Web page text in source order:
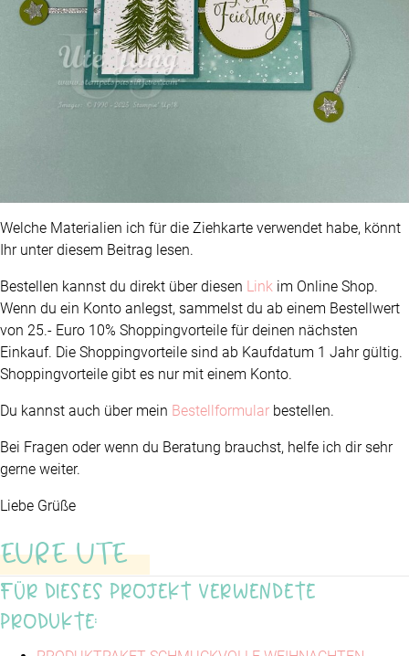
Welche Materialien ich für die Ziehkarte verwendet habe, könnt
Ihr unter diesem Beitrag lesen.
Bestellen kannst du direkt über diesen Link im Online Shop.
Wenn du ein Konto anlegst, sammelst du ab einem Bestellwert
von 25.- Euro 10% Shoppingvorteile für deinen nächsten
Einkauf. Die Shoppingvorteile sind ab Kaufdatum 1 Jahr gültig.
Shoppingvorteile gibt es nur mit einem Konto.
Du kannst auch über mein Bestellformular bestellen.
Bei Fragen oder wenn du Beratung brauchst, helfe ich dir sehr
gerne weiter.
Liebe Grüße
EURE UTE
Für dieses Projekt verwendete
Produkte: